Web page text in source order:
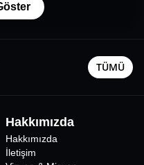
TÜMÜ
26
İstanbul
Hakkımızda
Hakkımızda
İletişim